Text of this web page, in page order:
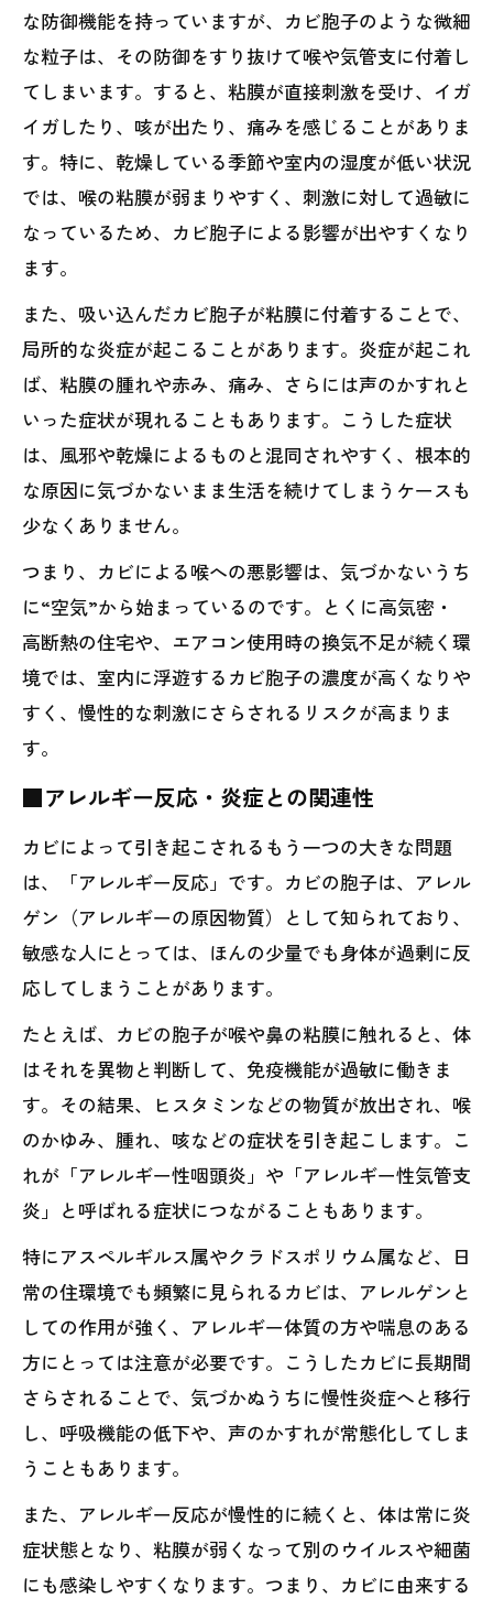
な防御機能を持っていますが、カビ胞子のような微細
な粒子は、その防御をすり抜けて喉や気管支に付着し
てしまいます。すると、粘膜が直接刺激を受け、イガ
イガしたり、咳が出たり、痛みを感じることがありま
す。特に、乾燥している季節や室内の湿度が低い状況
では、喉の粘膜が弱まりやすく、刺激に対して過敏に
なっているため、カビ胞子による影響が出やすくなり
ます。
また、吸い込んだカビ胞子が粘膜に付着することで、
局所的な炎症が起こることがあります。炎症が起これ
ば、粘膜の腫れや赤み、痛み、さらには声のかすれと
いった症状が現れることもあります。こうした症状
は、風邪や乾燥によるものと混同されやすく、根本的
な原因に気づかないまま生活を続けてしまうケースも
少なくありません。
つまり、カビによる喉への悪影響は、気づかないうち
に“空気”から始まっているのです。とくに高気密・
高断熱の住宅や、エアコン使用時の換気不足が続く環
境では、室内に浮遊するカビ胞子の濃度が高くなりや
すく、慢性的な刺激にさらされるリスクが高まりま
す。
■アレルギー反応・炎症との関連性
カビによって引き起こされるもう一つの大きな問題
は、「アレルギー反応」です。カビの胞子は、アレル
ゲン（アレルギーの原因物質）として知られており、
敏感な人にとっては、ほんの少量でも身体が過剰に反
応してしまうことがあります。
たとえば、カビの胞子が喉や鼻の粘膜に触れると、体
はそれを異物と判断して、免疫機能が過敏に働きま
す。その結果、ヒスタミンなどの物質が放出され、喉
のかゆみ、腫れ、咳などの症状を引き起こします。こ
れが「アレルギー性咽頭炎」や「アレルギー性気管支
炎」と呼ばれる症状につながることもあります。
特にアスペルギルス属やクラドスポリウム属など、日
常の住環境でも頻繁に見られるカビは、アレルゲンと
しての作用が強く、アレルギー体質の方や喘息のある
方にとっては注意が必要です。こうしたカビに長期間
さらされることで、気づかぬうちに慢性炎症へと移行
し、呼吸機能の低下や、声のかすれが常態化してしま
うこともあります。
また、アレルギー反応が慢性的に続くと、体は常に炎
症状態となり、粘膜が弱くなって別のウイルスや細菌
にも感染しやすくなります。つまり、カビに由来する